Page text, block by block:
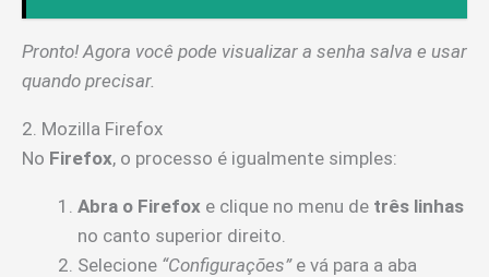
Pronto! Agora você pode visualizar a senha salva e usar
quando precisar.
2. Mozilla Firefox
No Firefox, o processo é igualmente simples:
Abra o Firefox e clique no menu de três linhas
no canto superior direito.
Selecione “Configurações”e vá para a aba